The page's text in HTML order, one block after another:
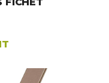
FICHET